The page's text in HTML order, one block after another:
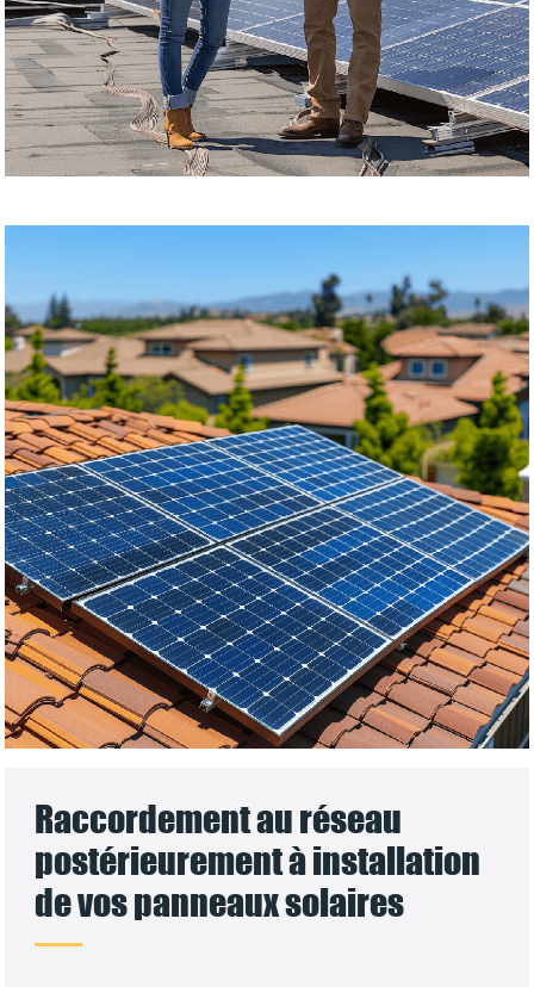
Raccordement au réseau
postérieurement à installation
de vos panneaux solaires